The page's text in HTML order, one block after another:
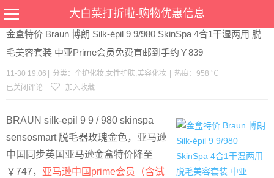
大白菜打折啦-购物优惠信息
当前位置： 优惠>个护化妆女性护肤美容化妆>文章详情
金盒特价 Braun 博朗 Silk-épil 9 9/980 SkinSpa 4合1干湿两用 脱
毛美容套装 中亚Prime会员免费直邮到手约￥839
11-30 19:06 分类： 个护化妆,女性护肤,美容化妆
热度：958 ℃
已关闭评论
加入收藏
BRAUN silk-epil 9 9 / 980 skinspa
sensosmart 脱毛器玫瑰金色，亚马逊
中国同步英国亚马逊金盒特价降至
￥747， 亚马逊中国prime会员（含试